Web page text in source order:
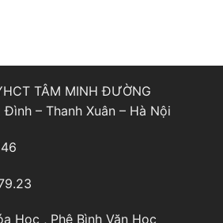
TÂM MINH ĐƯỜNG
Đình – Thanh Xuân – Hà Nội
Học , Phê Bình Văn Học